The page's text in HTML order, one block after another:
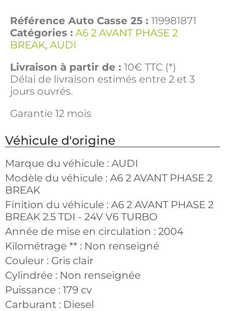
Référence Auto Casse 25 : 119981871
Catégories : A6 2 AVANT PHASE 2
BREAK, AUDI
Livraison à partir de : 10€ TTC (*)
Délai de livraison estimés entre 2 et 3
jours ouvrés.
Garantie 12 mois
Véhicule d'origine
Marque du véhicule : AUDI
Modèle du véhicule : A6 2 AVANT PHASE 2
BREAK
Finition du véhicule : A6 2 AVANT PHASE 2
BREAK 2.5 TDI - 24V V6 TURBO
Année de mise en circulation : 2004
Kilométrage ** : Non renseigné
Couleur : Gris clair
Cylindrée : Non renseignée
Puissance : 179 cv
Carburant : Diesel